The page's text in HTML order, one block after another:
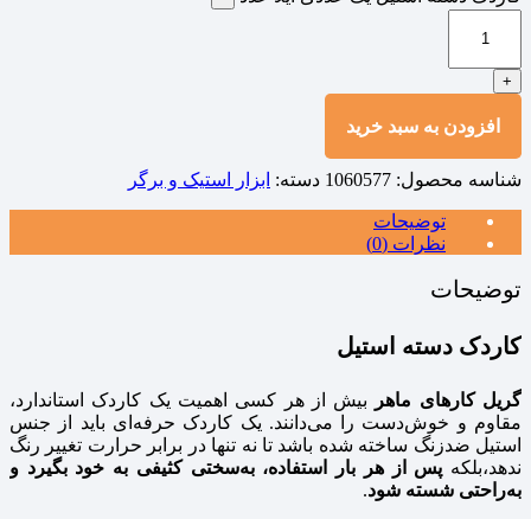
+
افزودن به سبد خرید
شناسه محصول: 1060577 دسته: ابزار استیک و برگر
توضیحات
نظرات (0)
توضیحات
کاردک دسته استیل
گریل‌ کارهای ماهر
بیش از هر کسی اهمیت یک کاردک استاندارد،
مقاوم و خوش‌دست را می‌دانند. یک کاردک حرفه‌ای باید از جنس
استیل ضدزنگ ساخته شده باشد تا نه‌ تنها در برابر حرارت تغییر رنگ
ندهد،بلکه پس از هر بار استفاده، به‌سختی کثیفی به خود بگیرد و
به‌راحتی شسته شود.